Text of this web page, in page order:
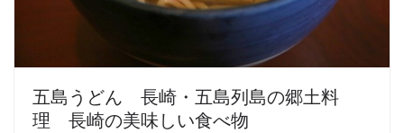
五島うどん 長崎・五島列島の郷土料
理 長崎の美味しい食べ物